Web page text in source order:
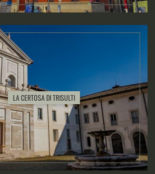
LA CERTOSA DI TRISULTI